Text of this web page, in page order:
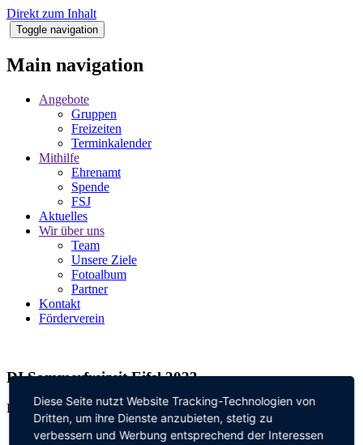
Direkt zum Inhalt
Toggle navigation
Main navigation
Angebote
Gruppen
Freizeiten
Terminkalender
Mithilfe
Ehrenamt
Spende
FSJ
Aktuelles
Wir über uns
Team
Unsere Ziele
Fotoalbum
Partner
Kontakt
Förderverein
DI Sommerfreizeit Eifel 2023
Ein kleiner Einblick in die Sommerfreizeit Eifel
Diese Seite nutzt Website Tracking-Technologien von
Dritten, um ihre Dienste anzubieten, stetig zu
verbessern und Werbung entsprechend der Interessen